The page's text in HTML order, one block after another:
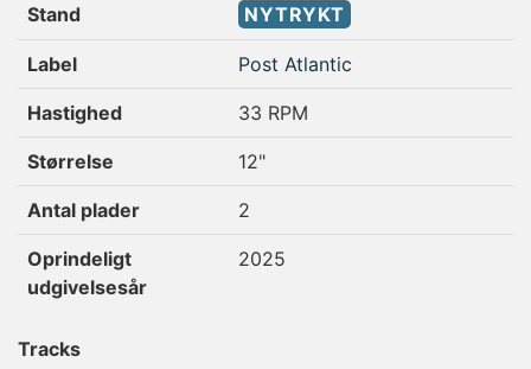
Stand NYTRYKT
Label Post Atlantic
Hastighed 33 RPM
Størrelse 12"
Antal plader 2
Oprindeligt
udgivelsesår
2025
Tracks